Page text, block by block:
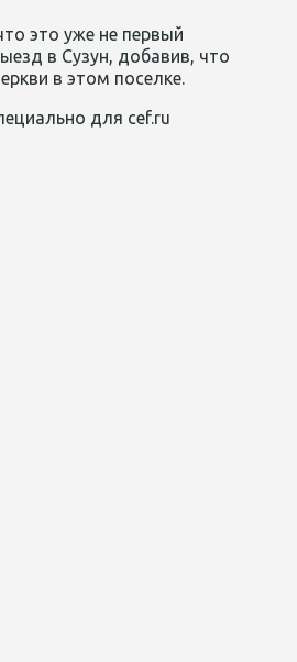
это уже не первый
в Сузун, добавив, что
в этом поселке.
для cef.ru